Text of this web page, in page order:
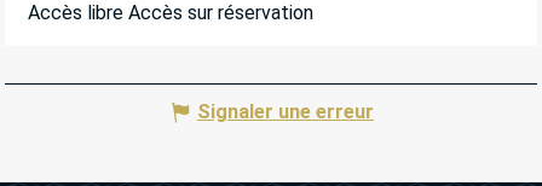
Accès libre Accès sur réservation
Signaler une erreur